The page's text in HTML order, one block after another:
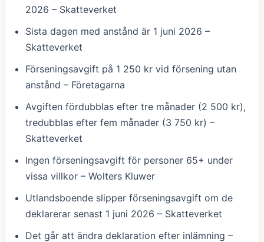
2026 – Skatteverket
Sista dagen med anstånd är 1 juni 2026 –
Skatteverket
Förseningsavgift på 1 250 kr vid försening utan
anstånd – Företagarna
Avgiften fördubblas efter tre månader (2 500 kr),
tredubblas efter fem månader (3 750 kr) –
Skatteverket
Ingen förseningsavgift för personer 65+ under
vissa villkor – Wolters Kluwer
Utlandsboende slipper förseningsavgift om de
deklarerar senast 1 juni 2026 – Skatteverket
Det går att ändra deklaration efter inlämning –